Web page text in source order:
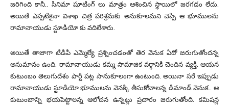
జరిగింది కానీ.. సినిమా షూటింగ్ లు మాత్రం ఆశించిన స్థాయిలో జరగడం లేదు.
అయితే ఎప్పటికైనా విశాఖ చిత్ర పరిశ్రమకు అనుకూలమని చెప్పి ఆ భూములను
రామానాయుడు స్టూడియో కు వదిలేశారు.
అయితే తాజాగా టిడిపి ఎమ్మెల్యే ప్రశ్నించడంతో తెర వెనుక ఏదో జరుగుతోందన్న
అనుమానం ఉంది. రామానాయుడు కమ్మ సామాజిక వర్గానికి చెందిన వ్యక్తి. ఆయన
కుటుంబం తెలుగుదేశం పార్టీ పట్ల సానుకూలంగా ఉంటుంది. అయినా సరే ఇప్పుడు
రామానాయుడు స్టూడియో భూములను వెనక్కి తీసుకోవాలన్న డిమాండ్ వెనుక.. ఆ
కుటుంబాన్ని భయపెట్టాలన్న ఆలోచన ఉన్నట్లు ప్రచారం జరుగుతోంది. కమిషన్ల